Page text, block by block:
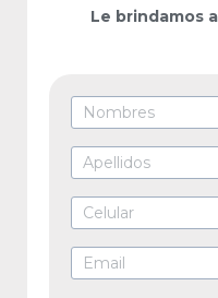
Le brindamos